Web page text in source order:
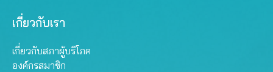
เกี่ยวกับเรา
เกี่ยวกับสภาผู้บริโภค
องค์กรสมาชิก